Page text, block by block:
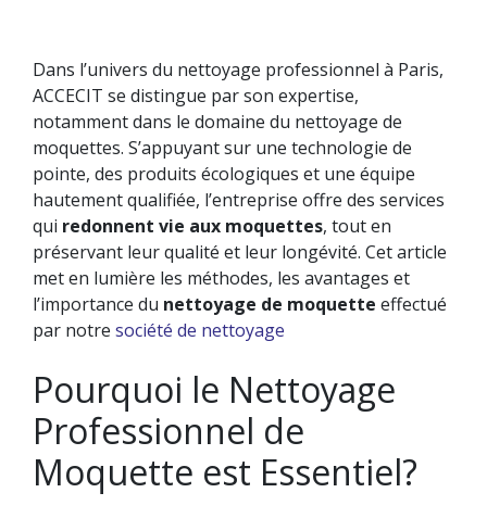
NETTOYAGE DE BUREAU
NETTOYAGE DES SURFACES VITRÉES
TRAVAUX SPÉCIAUX
LA GESTION DES DÉCHETS
Dans l’univers du nettoyage professionnel à Paris,
ACCECIT se distingue par son expertise,
notamment dans le domaine du nettoyage de
moquettes. S’appuyant sur une technologie de
pointe, des produits écologiques et une équipe
hautement qualifiée, l’entreprise offre des services
qui redonnent vie aux moquettes, tout en
préservant leur qualité et leur longévité. Cet article
met en lumière les méthodes, les avantages et
l’importance du nettoyage de moquette effectué
par notre société de nettoyage
Pourquoi le Nettoyage
Professionnel de
Moquette est Essentiel?